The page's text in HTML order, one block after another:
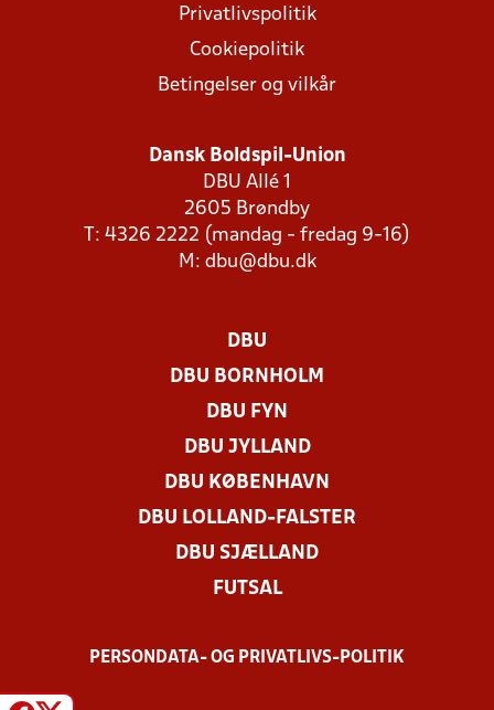
Privatlivspolitik
Cookiepolitik
Betingelser og vilkår
Dansk Boldspil-Union
DBU Allé 1
2605 Brøndby
T: 4326 2222 (mandag - fredag 9-16)
M: dbu@dbu.dk
DBU
DBU BORNHOLM
DBU FYN
DBU JYLLAND
DBU KØBENHAVN
DBU LOLLAND-FALSTER
DBU SJÆLLAND
FUTSAL
PERSONDATA- OG PRIVATLIVS-POLITIK